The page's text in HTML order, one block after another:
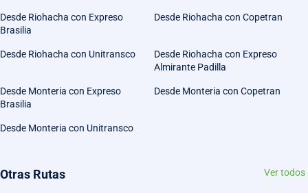
Desde Riohacha con Expreso
Brasilia
Desde Riohacha con Copetran
Desde Riohacha con Unitransco
Desde Riohacha con Expreso
Almirante Padilla
Desde Monteria con Expreso
Brasilia
Desde Monteria con Copetran
Desde Monteria con Unitransco
Otras Rutas Ver todos